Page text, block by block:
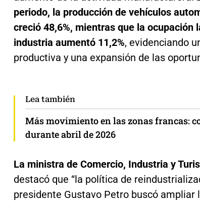
periodo, la producción de vehículos
creció 48,6%, mientras que la ocupación
industria aumentó 11,2%, evidenciando
productiva y una expansión de las
Lea también
Más movimiento en las zonas francas:
durante abril de 2026
La ministra de Comercio, Industria y
destacó que “la política de
presidente Gustavo Petro buscó ampliar